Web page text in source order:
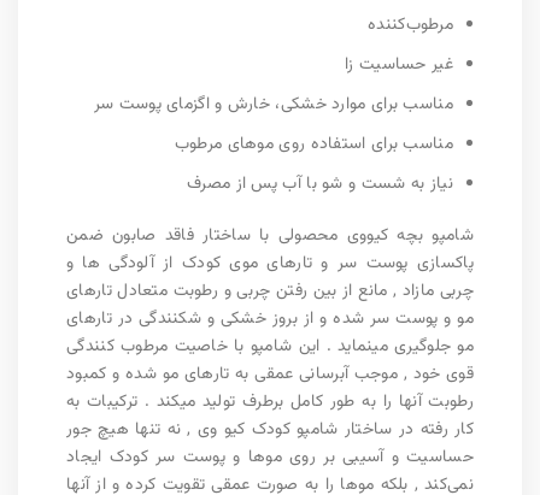
مرطوب‌کننده
غیر حساسیت زا
مناسب برای موارد خشکی، خارش و اگزمای پوست سر
مناسب برای استفاده روی موهای مرطوب
نیاز به شست و شو با آب پس از مصرف
شامپو بچه کیووی محصولی با ساختار فاقد صابون ضمن
پاکسازی پوست سر و تارهای موی کودک از آلودگی ها و
چربی مازاد , مانع از بین رفتن چربی و رطوبت متعادل تارهای
مو و پوست سر شده و از بروز خشکی و شکنندگی در تارهای
مو جلوگیری مینماید . این شامپو با خاصیت مرطوب کنندگی
قوی خود , موجب آبرسانی عمقی به تارهای مو شده و کمبود
رطوبت آنها را به طور کامل برطرف تولید میکند . ترکیبات به
کار رفته در ساختار شامپو کودک کیو وی , نه تنها هیچ جور
حساسیت و آسیبی بر روی موها و پوست سر کودک ایجاد
نمی‌کند , بلکه موها را به صورت عمقی تقویت کرده و از آنها